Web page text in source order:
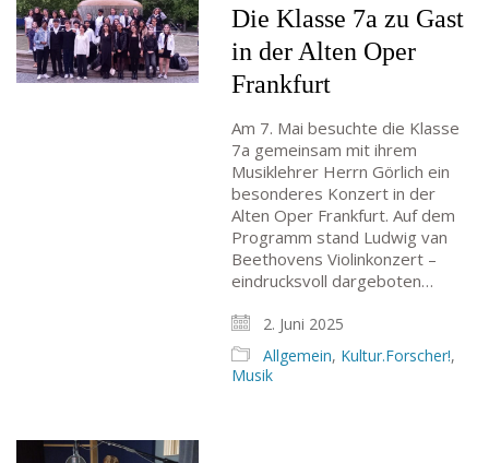
Die Klasse 7a zu Gast
in der Alten Oper
Frankfurt
Am 7. Mai besuchte die Klasse
7a gemeinsam mit ihrem
Musiklehrer Herrn Görlich ein
besonderes Konzert in der
Alten Oper Frankfurt. Auf dem
Programm stand Ludwig van
Beethovens Violinkonzert –
eindrucksvoll dargeboten…
2. Juni 2025
Allgemein, Kultur.Forscher!,
Musik